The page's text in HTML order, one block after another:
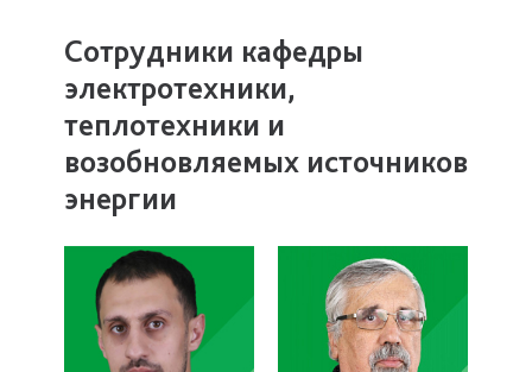
Сотрудники кафедры
электротехники,
теплотехники и
возобновляемых источников
энергии